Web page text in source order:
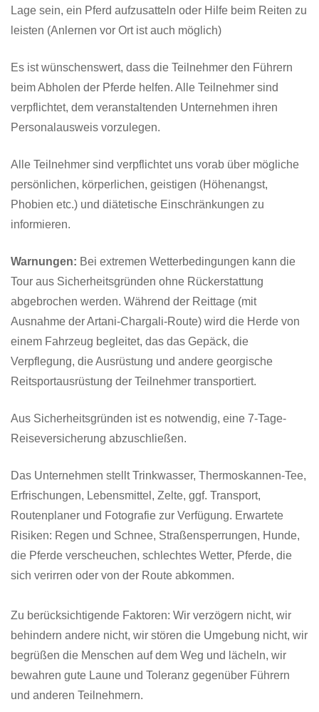
Lage sein, ein Pferd aufzusatteln oder Hilfe beim Reiten zu
leisten (Anlernen vor Ort ist auch möglich)
Es ist wünschenswert, dass die Teilnehmer den Führern
beim Abholen der Pferde helfen. Alle Teilnehmer sind
verpflichtet, dem veranstaltenden Unternehmen ihren
Personalausweis vorzulegen.
Alle Teilnehmer sind verpflichtet uns vorab über mögliche
persönlichen, körperlichen, geistigen (Höhenangst,
Phobien etc.) und diätetische Einschränkungen zu
informieren.
Warnungen: Bei extremen Wetterbedingungen kann die
Tour aus Sicherheitsgründen ohne Rückerstattung
abgebrochen werden. Während der Reittage (mit
Ausnahme der Artani-Chargali-Route) wird die Herde von
einem Fahrzeug begleitet, das das Gepäck, die
Verpflegung, die Ausrüstung und andere georgische
Reitsportausrüstung der Teilnehmer transportiert.
Aus Sicherheitsgründen ist es notwendig, eine 7-Tage-
Reiseversicherung abzuschließen.
Das Unternehmen stellt Trinkwasser, Thermoskannen-Tee,
Erfrischungen, Lebensmittel, Zelte, ggf. Transport,
Routenplaner und Fotografie zur Verfügung. Erwartete
Risiken: Regen und Schnee, Straßensperrungen, Hunde,
die Pferde verscheuchen, schlechtes Wetter, Pferde, die
sich verirren oder von der Route abkommen.
Zu berücksichtigende Faktoren: Wir verzögern nicht, wir
behindern andere nicht, wir stören die Umgebung nicht, wir
begrüßen die Menschen auf dem Weg und lächeln, wir
bewahren gute Laune und Toleranz gegenüber Führern
und anderen Teilnehmern.